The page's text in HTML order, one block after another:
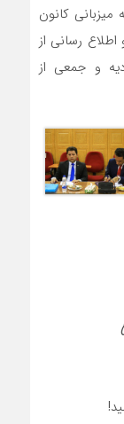
کانون
رسانی از
و جمعی از